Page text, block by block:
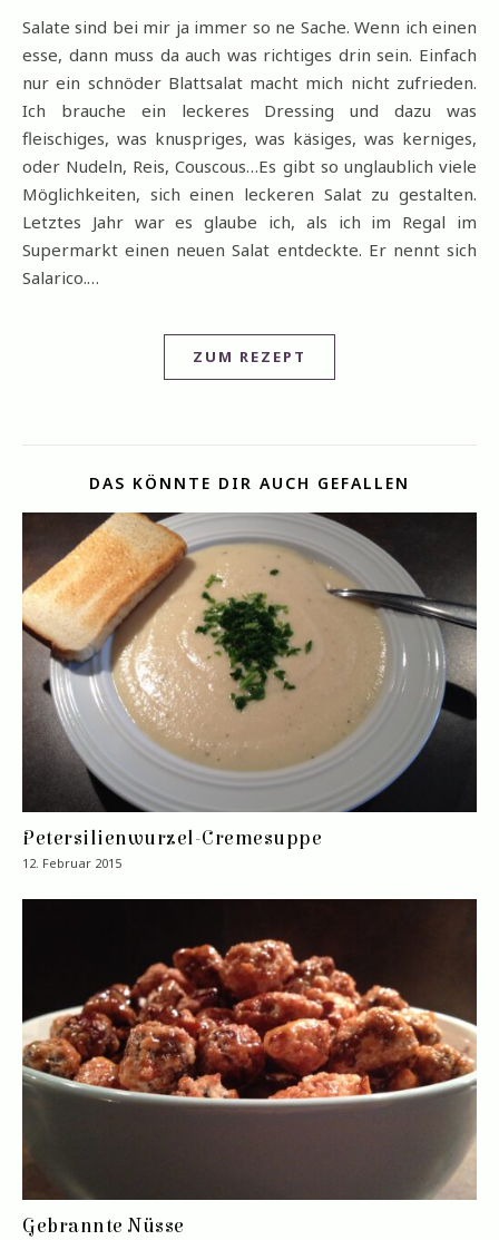
Salate sind bei mir ja immer so ne Sache. Wenn ich einen
esse, dann muss da auch was richtiges drin sein. Einfach
nur ein schnöder Blattsalat macht mich nicht zufrieden.
Ich brauche ein leckeres Dressing und dazu was
fleischiges, was knuspriges, was käsiges, was kerniges,
oder Nudeln, Reis, Couscous…Es gibt so unglaublich viele
Möglichkeiten, sich einen leckeren Salat zu gestalten.
Letztes Jahr war es glaube ich, als ich im Regal im
Supermarkt einen neuen Salat entdeckte. Er nennt sich
Salarico.…
ZUM REZEPT
DAS KÖNNTE DIR AUCH GEFALLEN
Petersilienwurzel-Cremesuppe
12. Februar 2015
Gebrannte Nüsse